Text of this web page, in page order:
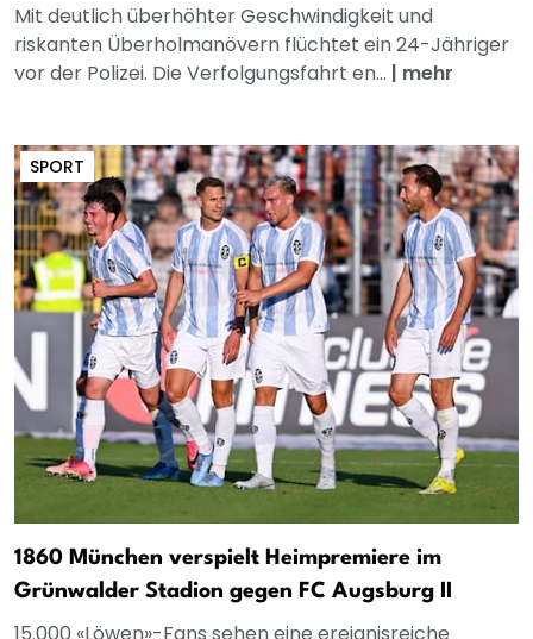
Mit deutlich überhöhter Geschwindigkeit und
riskanten Überholmanövern flüchtet ein 24-Jähriger
vor der Polizei. Die Verfolgungsfahrt en... | mehr
SPORT
1860 München verspielt Heimpremiere im
Grünwalder Stadion gegen FC Augsburg II
15.000 «Löwen»-Fans sehen eine ereignisreiche